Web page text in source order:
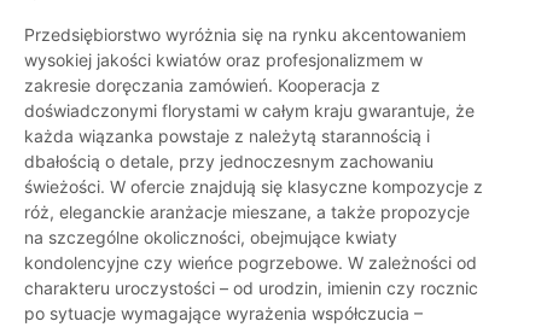
Przedsiębiorstwo wyróżnia się na rynku akcentowaniem
wysokiej jakości kwiatów oraz profesjonalizmem w
zakresie doręczania zamówień. Kooperacja z
doświadczonymi florystami w całym kraju gwarantuje, że
każda wiązanka powstaje z należytą starannością i
dbałością o detale, przy jednoczesnym zachowaniu
świeżości. W ofercie znajdują się klasyczne kompozycje z
róż, eleganckie aranżacje mieszane, a także propozycje
na szczególne okoliczności, obejmujące kwiaty
kondolencyjne czy wieńce pogrzebowe. W zależności od
charakteru uroczystości – od urodzin, imienin czy rocznic
po sytuacje wymagające wyrażenia współczucia –